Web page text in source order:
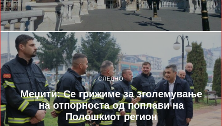
СЛЕДНО
Меџити: Се грижиме за зголемување
на отпорноста од поплави на
Полошкиот регион